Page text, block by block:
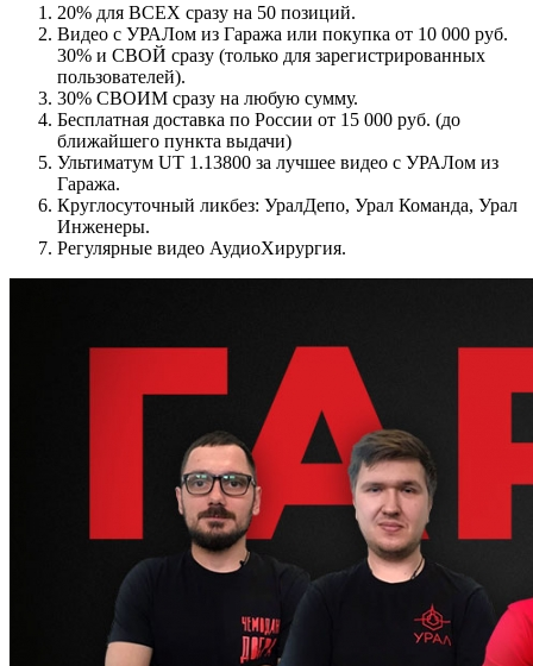
20% для ВСЕХ сразу на 50 позиций.
Видео с УРАЛом из Гаража или покупка от 10 000 руб.
30% и СВОЙ сразу (только для зарегистрированных
пользователей).
30% СВОИМ сразу на любую сумму.
Бесплатная доставка по России от 15 000 руб. (до
ближайшего пункта выдачи)
Ультиматум UT 1.13800 за лучшее видео с УРАЛом из
Гаража.
Круглосуточный ликбез: УралДепо, Урал Команда, Урал
Инженеры.
Регулярные видео АудиоХирургия.